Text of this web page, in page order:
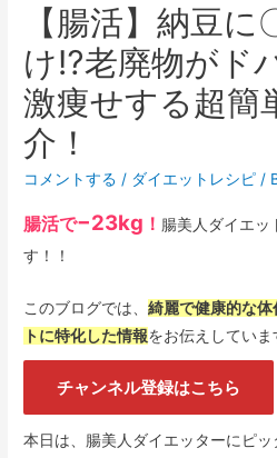
【腸活】納豆
け⁉︎老廃物がド
激痩せする超簡
介！
コメントする / ダイエットレシピ /
腸活で−23kg ！ 腸美人ダイエッ
す！！
このブログでは、綺麗で健康的な
トに特化した情報をお伝えしていま
チャンネル登録はこちら
本日は、腸美人ダイエッターにピ